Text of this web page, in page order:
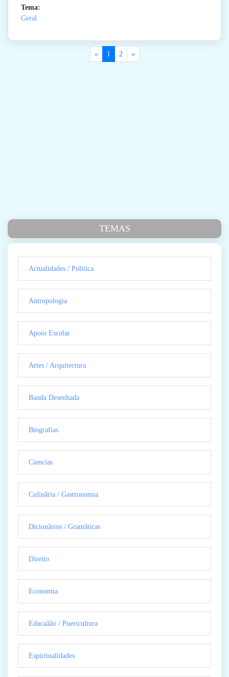
Tema:
Geral
« 1 2 »
TEMAS
Actualidades / Politica
Antropologia
Apoio Escolar
Artes / Arquitectura
Banda Desenhada
Biografias
Ciencias
Culinãria / Gastronomia
Dicionãrios / Gramãticas
Direito
Economia
Educaãão / Puericultura
Espiritualidades